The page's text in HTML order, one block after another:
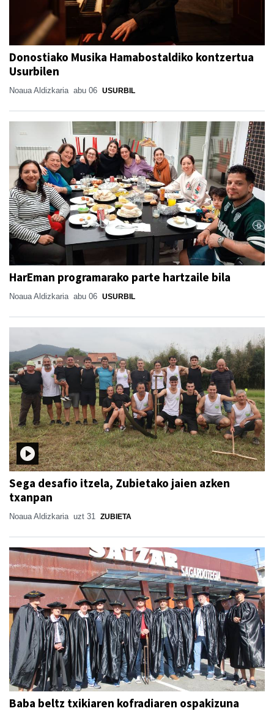
Donostiako Musika Hamabostaldiko kontzertua
Usurbilen
Noaua Aldizkaria abu 06 USURBIL
HarEman programarako parte hartzaile bila
Noaua Aldizkaria abu 06 USURBIL
Sega desafio itzela, Zubietako jaien azken
txanpan
Noaua Aldizkaria uzt 31 ZUBIETA
Baba beltz txikiaren kofradiaren ospakizuna